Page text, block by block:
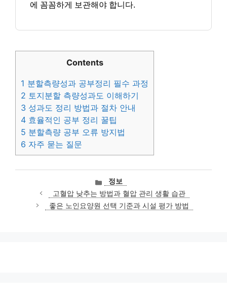
에 꼼꼼하게 보관해야 합니다.
Contents
1 분할측량성과 공부정리 필수 과정
2 토지분할 측량성과도 이해하기
3 성과도 정리 방법과 절차 안내
4 효율적인 공부 정리 꿀팁
5 분할측량 공부 오류 방지법
6 자주 묻는 질문
카
테
고
리
정보
고혈압 낮추는 방법과 혈압 관리 생활 습관
좋은 노인요양원 선택 기준과 시설 평가 방법